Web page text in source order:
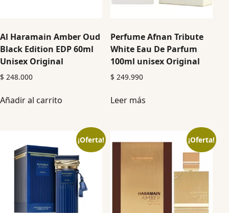
Al Haramain Amber Oud
Black Edition EDP 60ml
Unisex Original
$ 248.000
Añadir al carrito
Perfume Afnan Tribute
White Eau De Parfum
100ml unisex Original
$ 249.990
Leer más
¡Oferta! ¡Oferta!